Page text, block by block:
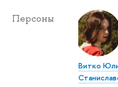
Персоны
Витко